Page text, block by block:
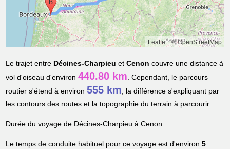
Leaflet|© OpenStreetMap
Le trajet entre Décines-Charpieu etCenon couvre une distance à
vol d'oiseau d'environ440.80 km. Cependant, le parcours
routier s'étend à environ555 km, la différence s'expliquant par
les contours des routes et la topographie du terrain à parcourir.
Durée du voyage de Décines-Charpieu à Cenon:
Le temps de conduite habituel pour ce voyage est d'environ5